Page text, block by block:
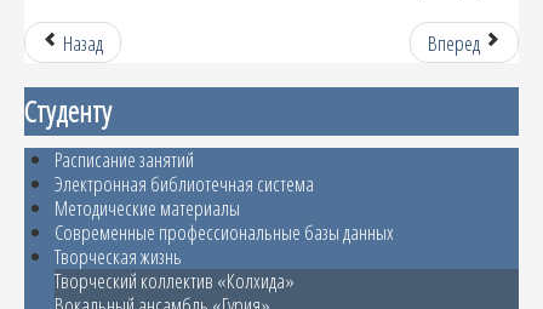
Назад Вперед
Студенту
Расписание занятий
Электронная библиотечная система
Методические материалы
Современные профессиональные базы данных
Творческая жизнь
Творческий коллектив «Колхида»